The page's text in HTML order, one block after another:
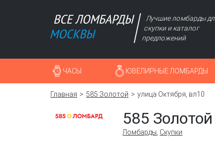
Лучшие ломбарды
скупки и каталог
предложений
ЧАСЫ ЮВЕЛИРНЫЕ ЛОМБАРДЫ
Главная 585 Золотой улица Октября, вл10
585 Золотой
Ломбарды Скупки